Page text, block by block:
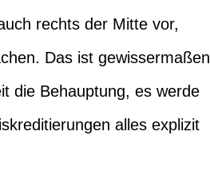
rechts der Mitte vor,
Das ist gewissermaßen
die Behauptung, es werde
alles explizit